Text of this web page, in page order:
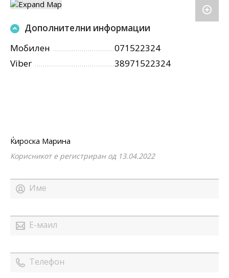
Дополнителни информации
Мобилен
071522324
Viber
38971522324
Ќироска Марина
Корисникот е регистриран од 13.04.2022